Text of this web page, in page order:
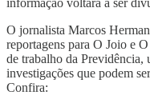
informação voltará a ser
O jornalista Marcos
reportagens para O Joio e
de trabalho da Previdência,
investigações que podem
Confira: